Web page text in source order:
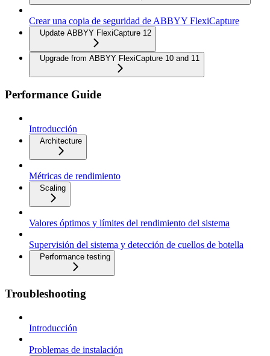
Crear una copia de seguridad de ABBYY FlexiCapture
Update ABBYY FlexiCapture 12
Upgrade from ABBYY FlexiCapture 10 and 11
Performance Guide
Introducción
Architecture
Métricas de rendimiento
Scaling
Valores óptimos y límites del rendimiento del sistema
Supervisión del sistema y detección de cuellos de botella
Performance testing
Troubleshooting
Introducción
Problemas de instalación